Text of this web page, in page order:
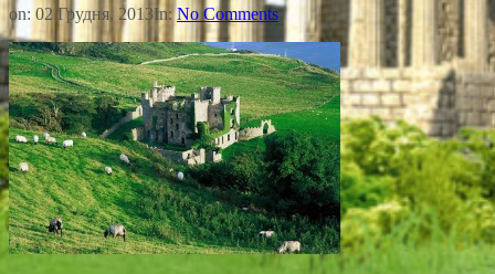
on: 02 Грудня, 2013In:No Comments